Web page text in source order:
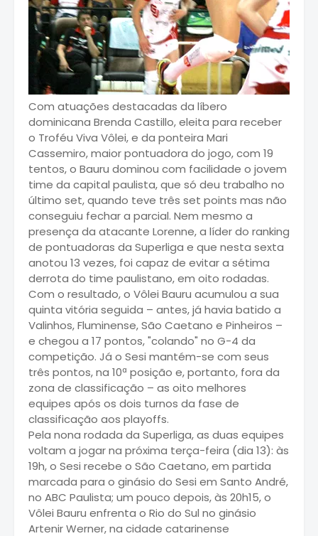
Com atuações destacadas da líbero
dominicana Brenda Castillo, eleita para receber
o Troféu Viva Vôlei, e da ponteira Mari
Cassemiro, maior pontuadora do jogo, com 19
tentos, o Bauru dominou com facilidade o jovem
time da capital paulista, que só deu trabalho no
último set, quando teve três set points mas não
conseguiu fechar a parcial. Nem mesmo a
presença da atacante Lorenne, a líder do ranking
de pontuadoras da Superliga e que nesta sexta
anotou 13 vezes, foi capaz de evitar a sétima
derrota do time paulistano, em oito rodadas.
Com o resultado, o Vôlei Bauru acumulou a sua
quinta vitória seguida – antes, já havia batido a
Valinhos, Fluminense, São Caetano e Pinheiros –
e chegou a 17 pontos, "colando" no G-4 da
competição. Já o Sesi mantém-se com seus
três pontos, na 10ª posição e, portanto, fora da
zona de classificação – as oito melhores
equipes após os dois turnos da fase de
classificação aos playoffs.
Pela nona rodada da Superliga, as duas equipes
voltam a jogar na próxima terça-feira (dia 13): às
19h, o Sesi recebe o São Caetano, em partida
marcada para o ginásio do Sesi em Santo André,
no ABC Paulista; um pouco depois, às 20h15, o
Vôlei Bauru enfrenta o Rio do Sul no ginásio
Artenir Werner, na cidade catarinense